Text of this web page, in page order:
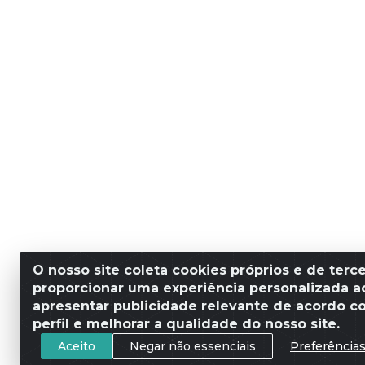
O nosso site coleta cookies próprios e de
proporcionar uma experiência personalizada
apresentar publicidade relevante de acordo
perfil e melhorar a qualidade do nosso site.
Aceito Negar não essenciais